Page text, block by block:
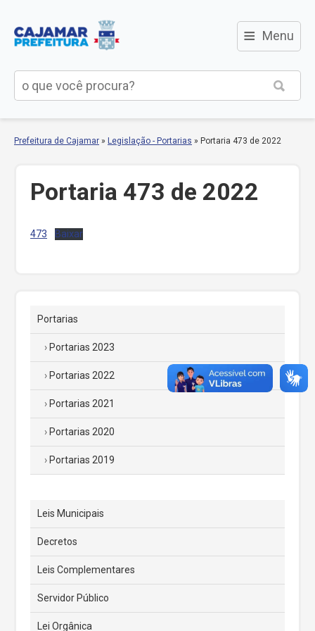
≡ Menu
Prefeitura de Cajamar » Legislação - Portarias » Portaria 473 de 2022
Portaria 473 de 2022
473 Baixar
Portarias
Portarias 2023
Portarias 2022
Portarias 2021
Portarias 2020
Portarias 2019
Leis Municipais
Decretos
Leis Complementares
Servidor Público
Lei Orgânica